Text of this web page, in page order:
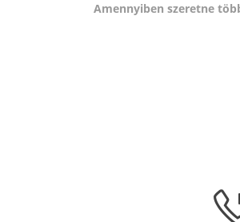
Amennyiben szeretne